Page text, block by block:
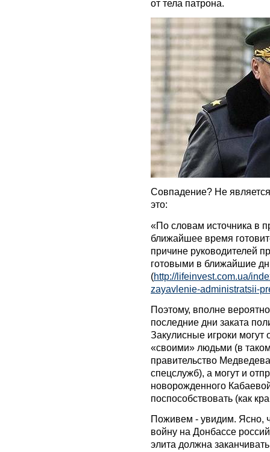
от тела патрона.
Совпадение? Не
это:
«По словам источника в
ближайшее время
причине руководителей
готовыми в ближайшие
(http://lifeinvest.com.ua/
zayavlenie-administratsii-
Поэтому, вполне
последние дни заката
Закулисные игроки могут
«своими» людьми (в
правительство
спецслужб), а могут и
новорожденного
поспособствовать (как
Поживем - увидим. Ясно,
войну на Донбассе
элита должна